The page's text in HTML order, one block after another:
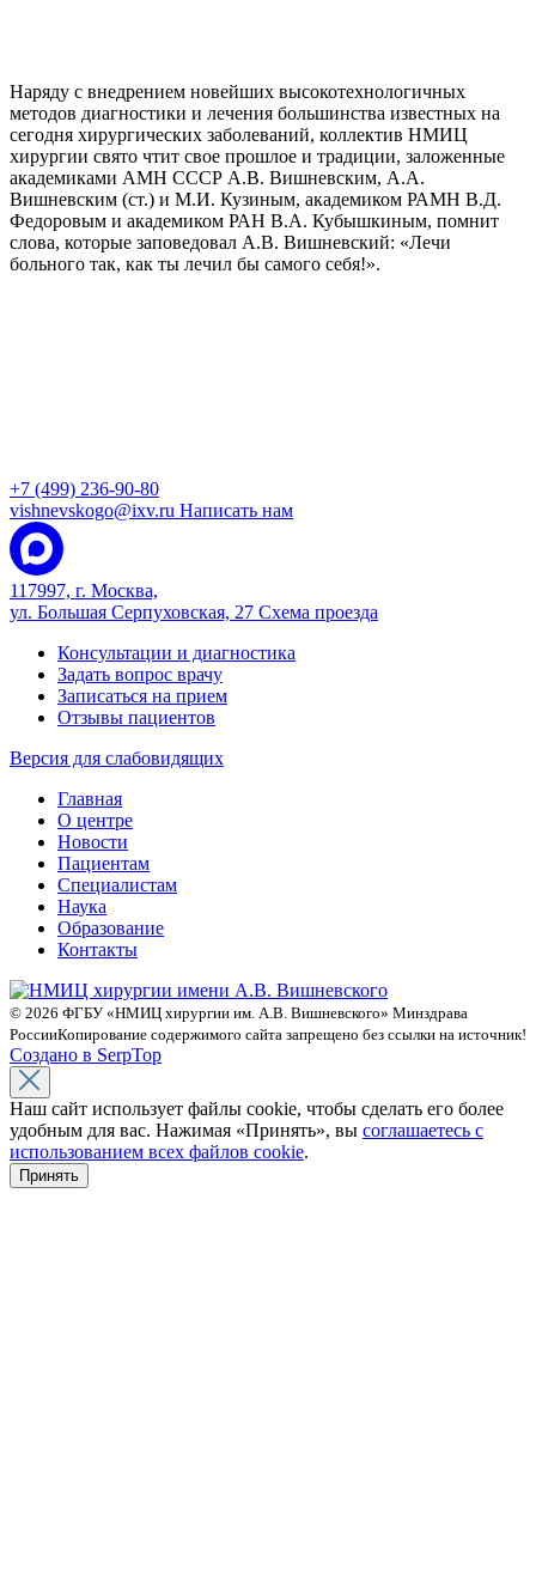
Наряду с внедрением новейших высокотехнологичных
методов диагностики и лечения большинства известных на
сегодня хирургических заболеваний, коллектив НМИЦ
хирургии свято чтит свое прошлое и традиции, заложенные
академиками АМН СССР А.В. Вишневским, А.А.
Вишневским (ст.) и М.И. Кузиным, академиком РАМН В.Д.
Федоровым и академиком РАН В.А. Кубышкиным, помнит
слова, которые заповедовал А.В. Вишневский: «Лечи
больного так, как ты лечил бы самого себя!».
+7 (499) 236-90-80
vishnevskogo@ixv.ru Написать нам
117997, г. Москва,
ул. Большая Серпуховская, 27 Схема проезда
Консультации и диагностика
Задать вопрос врачу
Записаться на прием
Отзывы пациентов
Версия для слабовидящих
Главная
О центре
Новости
Пациентам
Специалистам
Наука
Образование
Контакты
© 2026 ФГБУ «НМИЦ хирургии им. А.В. Вишневского» Минздрава
РоссииКопирование содержимого сайта запрещено без ссылки на источник!
Создано в SerpTop
Наш сайт использует файлы cookie, чтобы сделать его более
удобным для вас. Нажимая «Принять», вы соглашаетесь с
использованием всех файлов cookie.
Принять